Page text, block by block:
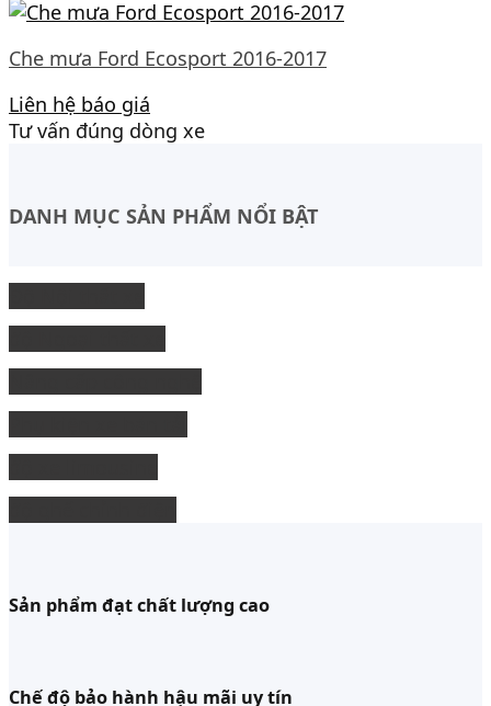
Che mưa Ford Ecosport 2016-2017
Liên hệ báo giá
Tư vấn đúng dòng xe
DANH MỤC SẢN PHẨM NỔI BẬT
Sản phẩm đạt chất lượng cao
Chế độ bảo hành hậu mãi uy tín